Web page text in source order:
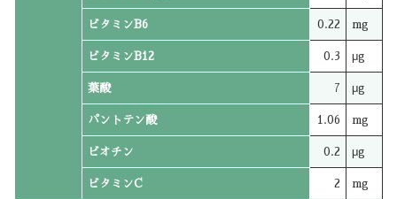
ビタミンB6 0.22 mg
ビタミンB12 0.3 μg
葉酸 7 μg
パントテン酸 1.06 mg
ビオチン 0.2 μg
ビタミンC 2 mg